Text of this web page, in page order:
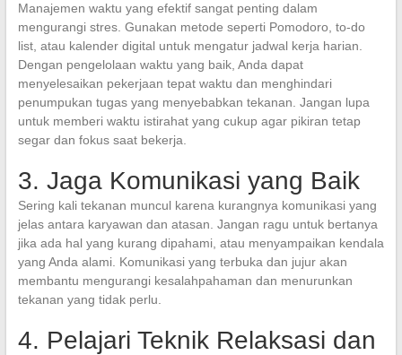
Manajemen waktu yang efektif sangat penting dalam
mengurangi stres. Gunakan metode seperti Pomodoro, to-do
list, atau kalender digital untuk mengatur jadwal kerja harian.
Dengan pengelolaan waktu yang baik, Anda dapat
menyelesaikan pekerjaan tepat waktu dan menghindari
penumpukan tugas yang menyebabkan tekanan. Jangan lupa
untuk memberi waktu istirahat yang cukup agar pikiran tetap
segar dan fokus saat bekerja.
3. Jaga Komunikasi yang Baik
Sering kali tekanan muncul karena kurangnya komunikasi yang
jelas antara karyawan dan atasan. Jangan ragu untuk bertanya
jika ada hal yang kurang dipahami, atau menyampaikan kendala
yang Anda alami. Komunikasi yang terbuka dan jujur akan
membantu mengurangi kesalahpahaman dan menurunkan
tekanan yang tidak perlu.
4. Pelajari Teknik Relaksasi dan